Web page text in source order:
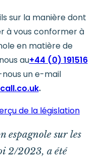
sur la manière dont
à vous conformer à
en matière de
au+44 (0) 191516
un e-mail
.
de la législation
espagnole sur les
2/2023, a été